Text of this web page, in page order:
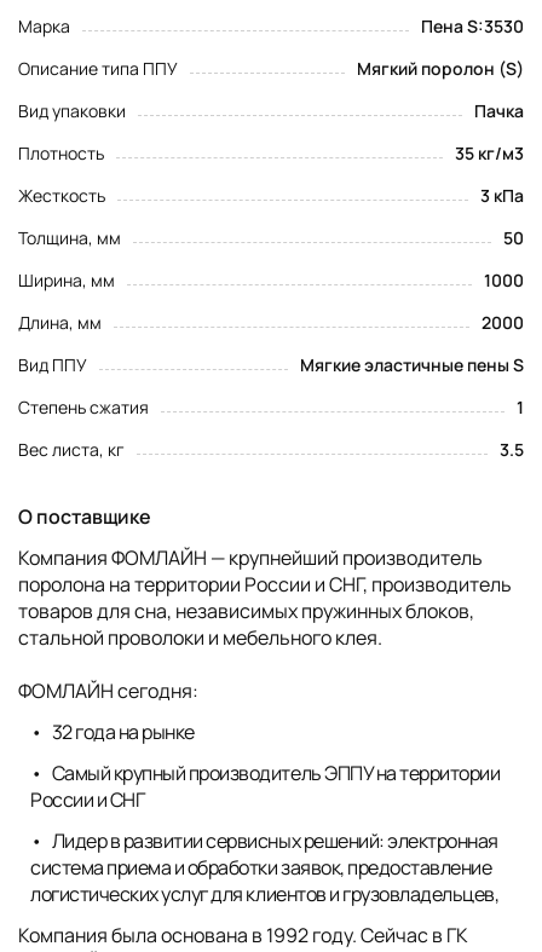
Марка
Пена S:3530
Описание типа ППУ
Мягкий поролон (S)
Вид упаковки
Пачка
Плотность
35 кг/м3
Жесткость
3 кПа
Толщина, мм
50
Ширина, мм
1000
Длина, мм
2000
Вид ППУ
Мягкие эластичные пены S
Степень сжатия
1
Вес листа, кг
3.5
О поставщике
Компания ФОМЛАЙН — крупнейший производитель
поролона на территории России и СНГ, производитель
товаров для сна, независимых пружинных блоков,
стальной проволоки и мебельного клея.
ФОМЛАЙН сегодня:
32 года на рынке
Самый крупный производитель ЭППУ на территории
России и СНГ
Лидер в развитии сервисных решений: электронная
система приема и обработки заявок, предоставление
логистических услуг для клиентов и грузовладельцев,
Компания была основана в 1992 году. Сейчас в ГК